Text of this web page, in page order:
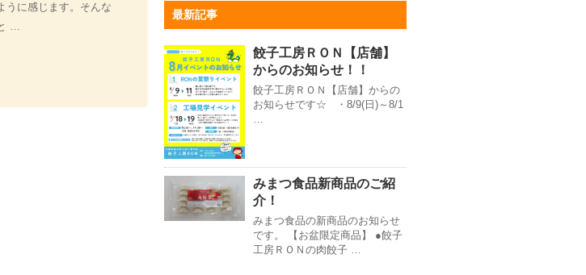
うに感じます。そんな
…
最新記事
餃子工房ＲＯＮ【店舗】
からのお知らせ！！
餃子工房ＲＯＮ【店舗】からの
お知らせです☆ ・8/9(日)～8/1
…
みまつ食品新商品のご紹
介！
みまつ食品の新商品のお知らせ
です。 【お盆限定商品】 ●餃子
工房ＲＯＮの肉餃子 …